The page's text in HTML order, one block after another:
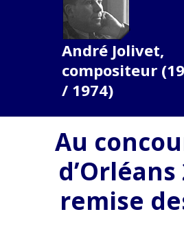
André Jolivet,
compositeur
/ 1974)
Au
d’Orléans
remise